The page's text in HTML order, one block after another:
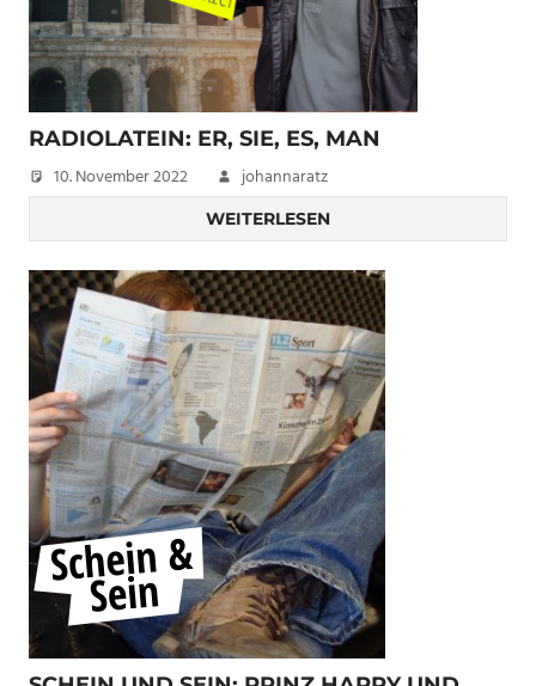
RADIOLATEIN: ER, SIE, ES, MAN
10. November 2022 johannaratz
WEITERLESEN